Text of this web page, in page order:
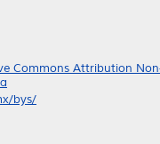
Commons Attribution
bys/